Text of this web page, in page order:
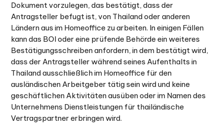
Dokument vorzulegen, das bestätigt, dass der
Antragsteller befugt ist, von Thailand oder anderen
Ländern aus im Homeoffice zu arbeiten. In einigen Fällen
kann das BOI oder eine prüfende Behörde ein weiteres
Bestätigungsschreiben anfordern, in dem bestätigt wird,
dass der Antragsteller während seines Aufenthalts in
Thailand ausschließlich im Homeoffice für den
ausländischen Arbeitgeber tätig sein wird und keine
geschäftlichen Aktivitäten ausüben oder im Namen des
Unternehmens Dienstleistungen für thailändische
Vertragspartner erbringen wird.